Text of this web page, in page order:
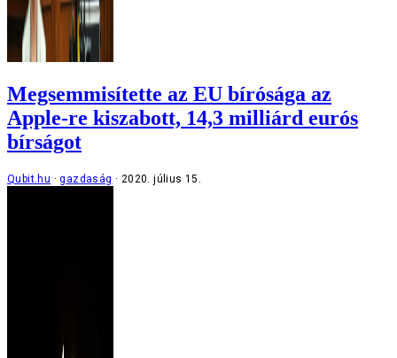
Megsemmisítette az EU bírósága az
Apple-re kiszabott, 14,3 milliárd eurós
bírságot
Qubit.hu gazdaság 2020. július 15.